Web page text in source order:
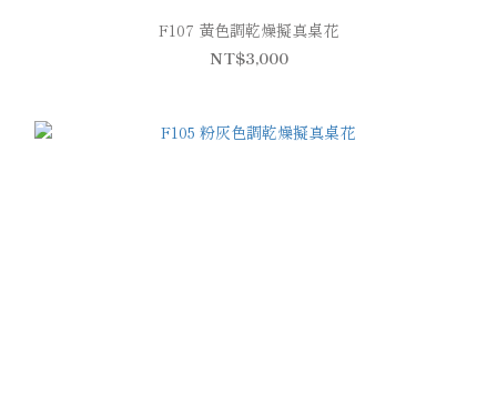
F107 黃色調乾燥擬真桌花
NT$3,000